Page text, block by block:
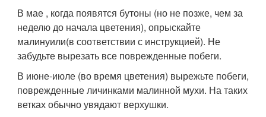
В мае , когда появятся бутоны (но не позже, чем за
неделю до начала цветения), опрыскайте
малинуили(в соответствии с инструкцией). Не
забудьте вырезать все поврежденные побеги.
В июне-июле (во время цветения) вырежьте побеги,
поврежденные личинками малинной мухи. На таких
ветках обычно увядают верхушки.